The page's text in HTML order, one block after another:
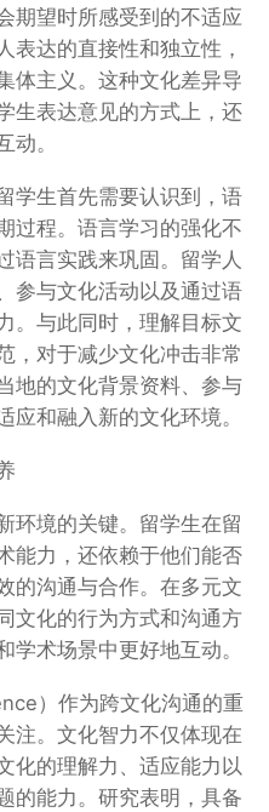
期望时所感受到的不适应
表达的直接性和独立性，
体主义。这种文化差异导
生表达意见的方式上，还
动。
学生首先需要认识到，语
过程。语言学习的强化不
语言实践来巩固。留学人
参与文化活动以及通过语
。与此同时，理解目标文
，对于减少文化冲击非常
地的文化背景资料、参与
和融入新的文化环境。
环境的关键。留学生在留
能力，还依赖于他们能否
的沟通与合作。在多元文
文化的行为方式和沟通方
术场景中更好地互动。
）作为跨文化沟通的重
注。文化智力不仅体现在
化的理解力、适应能力以
的能力。研究表明，具备